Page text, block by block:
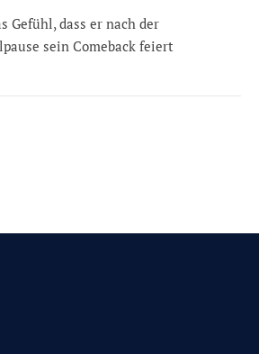
Gefühl, dass er nach der
sein Comeback feiert